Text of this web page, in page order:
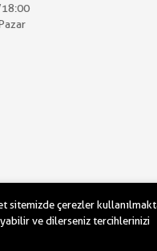
18:00
sitemizde çerezler
ve dilerseniz tercihlerinizi